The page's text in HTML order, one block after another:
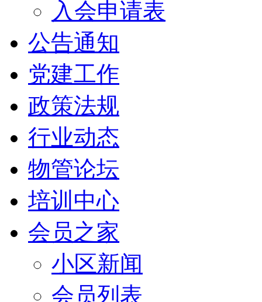
入会申请表
公告通知
党建工作
政策法规
行业动态
物管论坛
培训中心
会员之家
小区新闻
会员列表